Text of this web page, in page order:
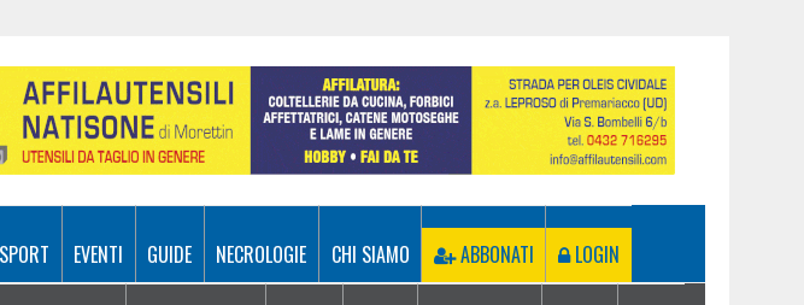
SPORT EVENTI GUIDE NECROLOGIE CHI SIAMO ABBONATI LOGIN